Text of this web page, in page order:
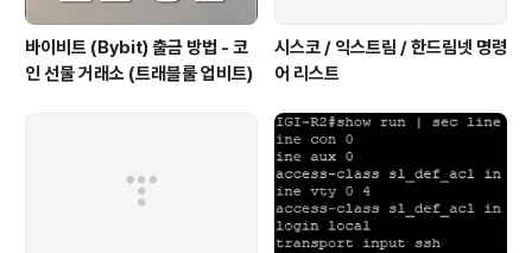
바이비트 (Bybit) 출금 방법 - 코
인 선물 거래소 (트래블룰 업비트)
시스코 / 익스트림 / 한드림넷 명령
어 리스트